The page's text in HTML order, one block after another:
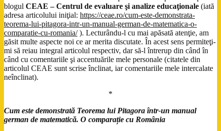
blogul CEAE – Centrul de evaluare şi analize educaţionale (iată
adresa articolului iniţial: https://ceae.ro/cum-este-demonstrata-
teorema-lui-pitagora-intr-un-manual-german-de-matematica-o-
comparatie-cu-romania/). Lecturându-l cu mai apăsată atenţie, am
găsit multe aspecte noi ce ar merita discutate. În acest sens permiteţi-
mi să reiau integral articolul respectiv, dar să-l întrerup din când în
când cu comentariile şi accentuările mele personale (citatele din
articolul CEAE sunt scrise înclinat, iar comentariile mele intercalate
neînclinat).
*
Cum este demonstrată Teorema lui Pitagora într-un manual
german de matematică. O comparație cu România